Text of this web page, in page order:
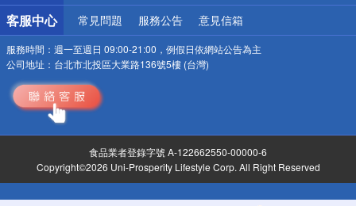
客服中心 常見問題 服務公告 意見信箱
服務時間： 週一至週日 09:00-21:00，例假日依網站公告為主
公司地址： 台北市北投區大業路136號5樓 (台灣)
食品業者登錄字號 A-122662550-00000-6
Copyright©2026 Uni-Prosperity Lifestyle Corp. All Right Reserved